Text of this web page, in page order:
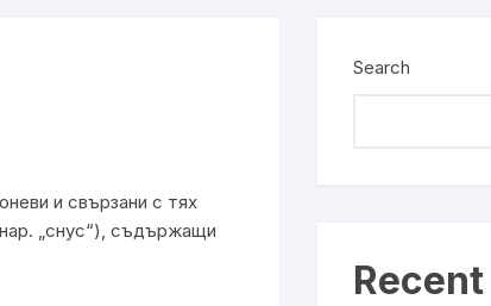
и свързани с тях
„снус“), съдържащи
Search